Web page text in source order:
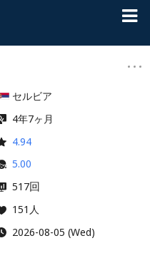
セルビア
4年7ヶ月
4.94
5.00
517回
151人
2026-08-05 (Wed)